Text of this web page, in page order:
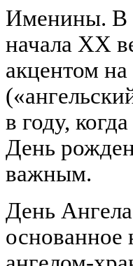
Именины. В
начала XX
акцентом
в году,
День
важным.
День
основанное